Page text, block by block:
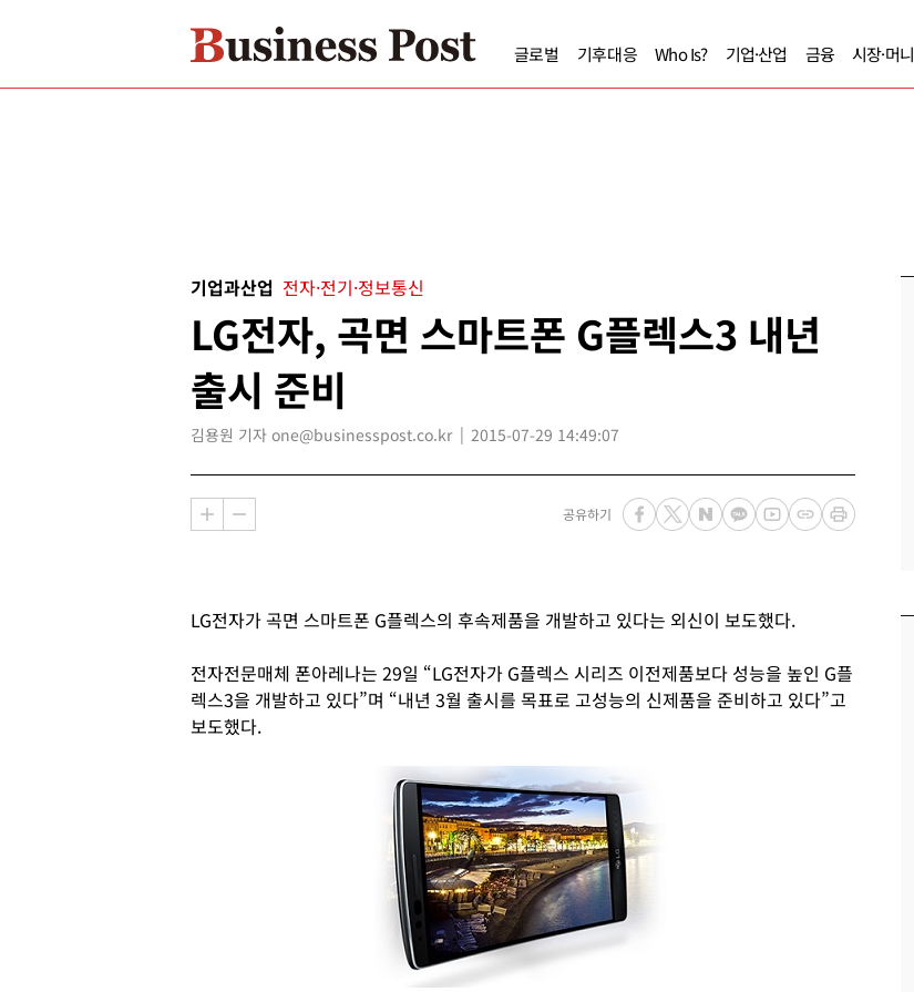
글로벌 기후대응 Who Is? 기업·산업 금융 시장·머니
기업과산업 전자·전기·정보통신
LG전자, 곡면 스마트폰 G플렉스3 내년
출시 준비
김용원 기자 one@businesspost.co.kr 2015-07-29 14:49:07
공유하기
LG전자가 곡면 스마트폰 G플렉스의 후속제품을 개발하고 있다는 외신이 보도했다.
전자전문매체 폰아레나는 29일 “LG전자가 G플렉스 시리즈 이전제품보다 성능을 높인 G플
렉스3을 개발하고 있다”며 “내년 3월 출시를 목표로 고성능의 신제품을 준비하고 있다”고
보도했다.